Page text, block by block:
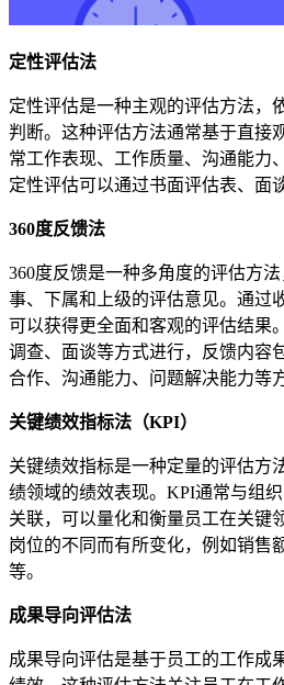
定性评估法
定性评估是一种主观的评估方法，
判断。这种评估方法通常基于直接
常工作表现、工作质量、沟通能力
定性评估可以通过书面评估表、面
360度反馈法
360度反馈是一种多角度的评估方
事、下属和上级的评估意见。通过
可以获得更全面和客观的评估结果
调查、面谈等方式进行，反馈内容
合作、沟通能力、问题解决能力等
关键绩效指标法（KPI）
关键绩效指标是一种定量的评估方
绩领域的绩效表现。KPI通常与组
关联，可以量化和衡量员工在关键
岗位的不同而有所变化，例如销售
等。
成果导向评估法
成果导向评估是基于员工的工作成